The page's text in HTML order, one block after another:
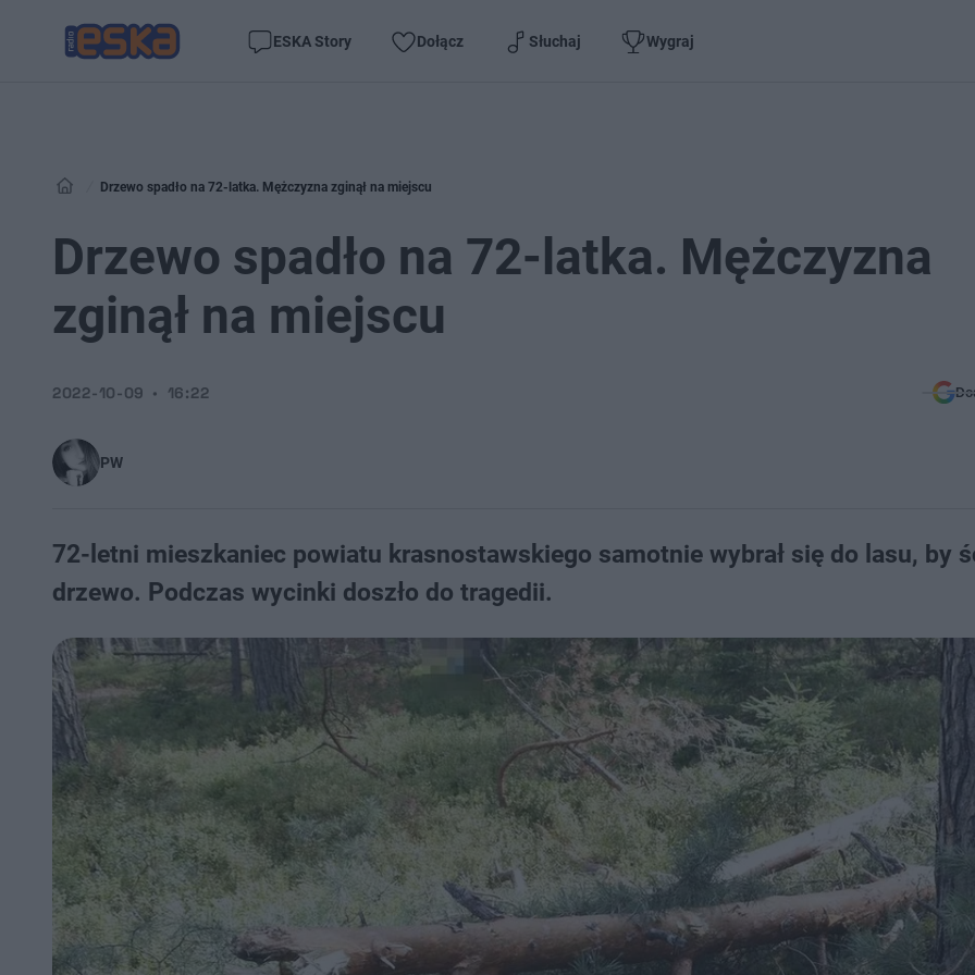
ESKA Story Dołącz Słuchaj Wygraj
Drzewo spadło na 72-latka. Mężczyzna zginął na miejscu
Drzewo spadło na 72-latka. Mężczyzna
zginął na miejscu
PW
2022-10-09 16:22
72-letni mieszkaniec powiatu krasnostawskiego samotnie wybrał się do lasu, by
drzewo. Podczas wycinki doszło do tragedii.